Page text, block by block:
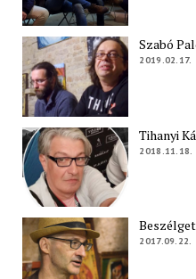
Szabó
2019.02.17.
Tihanyi
2018.11.18.
2017.09.22.